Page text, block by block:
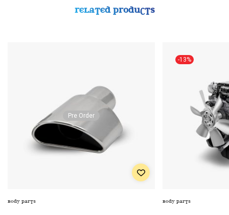
RELATED PRODUCTS
Pre Order
BODY PARTS
-13%
BODY PARTS